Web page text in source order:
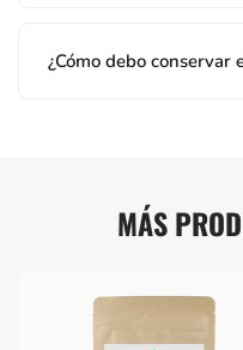
¿Cómo debo conservar
MÁS